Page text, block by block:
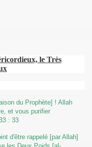
le Très
du Prophète] ! Allah
et vous purifier
: 33
d'être rappelé [par Allah]